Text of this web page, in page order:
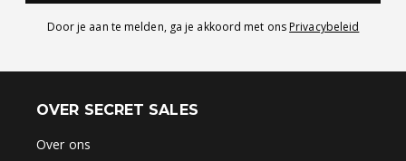
Door je aan te melden, ga je akkoord met ons Privacybeleid
OVER SECRET SALES
Over ons